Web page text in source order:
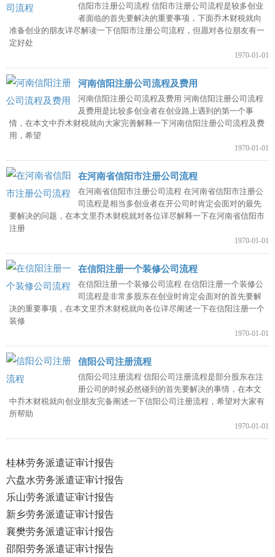
信阳市注册公司流程 信阳市注册公司流程是较多创业
者面临的首先要解决的重要事项，下面乔木财税就向
准备创业的朋友详尽解读一下信阳市注册公司流程，但愿对各位朋友有一
定好处
1970-01-01
河南信阳注册公司流程及费用
河南信阳注册公司流程及费用 河南信阳注册公司流程
及费用是比较多创业者在创业路上遇到的第一个事
情，在本文中乔木财税就向大家完善解释一下河南信阳注册公司流程及费
用，希望
1970-01-01
在河南省信阳市注册公司流程
在河南省信阳市注册公司流程 在河南省信阳市注册公
司流程是相当多创业者在开公司时肯定会面对的最先
要解决的问题，在本文里乔木财税就对各位详尽解释一下在河南省信阳市
注册
1970-01-01
在信阳注册一个装修公司流程
在信阳注册一个装修公司流程 在信阳注册一个装修公
司流程是非常多股东在创业时肯定会面对的首先要解
决的重要事项，在本文里乔木财税就向各位详尽阐述一下在信阳注册一个
装修
1970-01-01
信阳公司注册流程
信阳公司注册流程 信阳公司注册流程是部分股东在注
册公司的时候必然碰到的首先要解决的事情，在本文
中乔木财税就向创业朋友完备阐述一下信阳公司注册流程，希望对大家有
所帮助
1970-01-01
桂林劳务派遣证审计报告
六盘水劳务派遣证审计报告
乐山劳务派遣证审计报告
新乡劳务派遣证审计报告
襄樊劳务派遣证审计报告
邵阳劳务派遣证审计报告